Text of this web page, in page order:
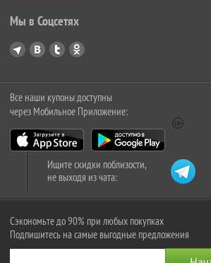
Мы в Соцсетях
Все наши купоны доступны
через Мобильное Приложение:
Ищите скидки поблизости,
не выходя из чата:
Сэкономьте до 90% при любых покупках
Подпишитесь на самые выгодные предложения